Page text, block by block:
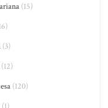
(15)
(3)
(120)